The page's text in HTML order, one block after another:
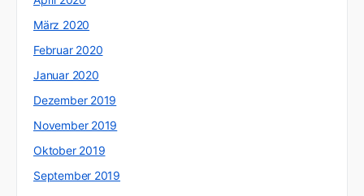
März 2020
Februar 2020
Januar 2020
Dezember 2019
November 2019
Oktober 2019
September 2019